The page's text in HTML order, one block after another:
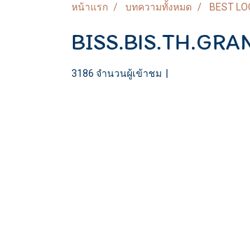
หน้าแรก บทความทั้งหมด BEST
3186 จำนวนผู้เข้าชม |